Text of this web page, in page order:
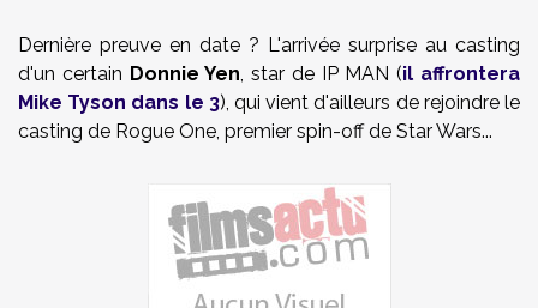
Dernière preuve en date ? L'arrivée surprise au casting
d'un certain Donnie Yen, star de IP MAN (il affrontera
Mike Tyson dans le 3), qui vient d'ailleurs de rejoindre le
casting de Rogue One, premier spin-off de Star Wars...